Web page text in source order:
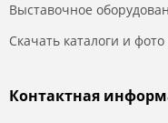
Выставочное
Скачать каталоги и
Контактная